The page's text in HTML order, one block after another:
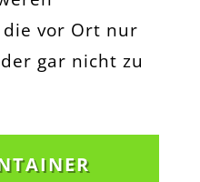
die vor Ort nur
gar nicht zu